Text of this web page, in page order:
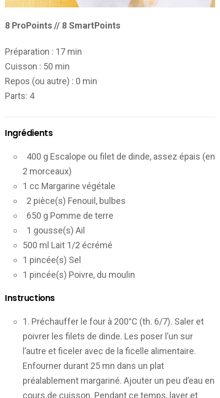
8 ProPoints // 8 SmartPoints
Préparation : 17 min
Cuisson : 50 min
Repos (ou autre) : 0 min
Parts: 4
Ingrédients
400 g Escalope ou filet de dinde, assez épais (en
2 morceaux)
1 cc Margarine végétale
2 pièce(s) Fenouil, bulbes
650 g Pomme de terre
1 gousse(s) Ail
500 ml Lait 1/2 écrémé
1 pincée(s) Sel
1 pincée(s) Poivre, du moulin
Instructions
1. Préchauffer le four à 200°C (th. 6/7). Saler et
poivrer les filets de dinde. Les poser l’un sur
l’autre et ficeler avec de la ficelle alimentaire.
Enfourner durant 25 mn dans un plat
préalablement margariné. Ajouter un peu d’eau en
cours de cuisson. Pendant ce temps, laver et